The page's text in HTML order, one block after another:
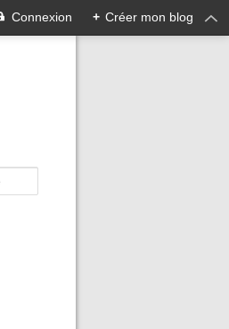
Connexion + Créer mon blog